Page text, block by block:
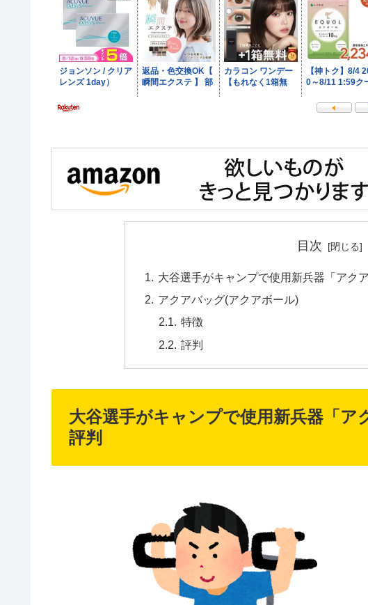
目次
大谷選手がキャンプで使用新兵器「アク
アクアバッグ(アクアボール)
特徴
評判
大谷選手がキャンプで使用新兵器「ア
評判